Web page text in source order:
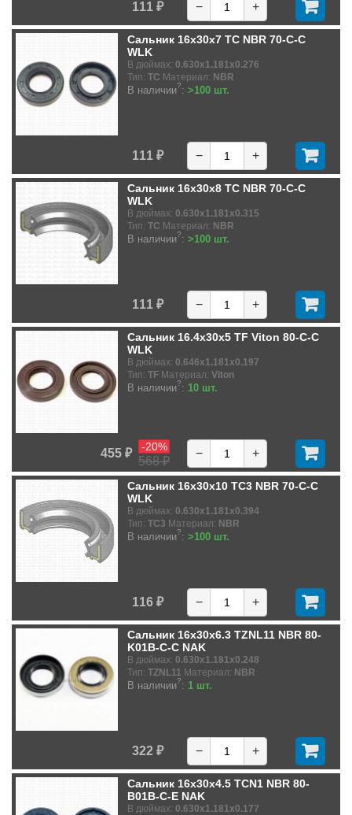
111 ₽ − +
Сальник 16x30x7 TC NBR 70-C-C
WLK
В дюймах: 0.630x1.181x0.276
Тип: TC Материал: NBR
В наличии?: >100 шт.
111 ₽ − +
Сальник 16x30x8 TC NBR 70-C-C
WLK
В дюймах: 0.630x1.181x0.315
Тип: TC Материал: NBR
В наличии?: >100 шт.
111 ₽ − +
Сальник 16.4x30x5 TF Viton 80-C-C
WLK
В дюймах: 0.646x1.181x0.197
Тип: TF Материал: Viton
В наличии?: 10 шт.
455 ₽
568 ₽
-20% − +
Сальник 16x30x10 TC3 NBR 70-C-C
WLK
В дюймах: 0.630x1.181x0.394
Тип: TC3 Материал: NBR
В наличии?: >100 шт.
116 ₽ − +
Сальник 16x30x6.3 TZNL11 NBR 80-
K01B-C-C NAK
В дюймах: 0.630x1.181x0.248
Тип: TZNL11 Материал: NBR
В наличии?: 1 шт.
322 ₽ − +
Сальник 16x30x4.5 TCN1 NBR 80-
B01B-C-E NAK
В дюймах: 0.630x1.181x0.177